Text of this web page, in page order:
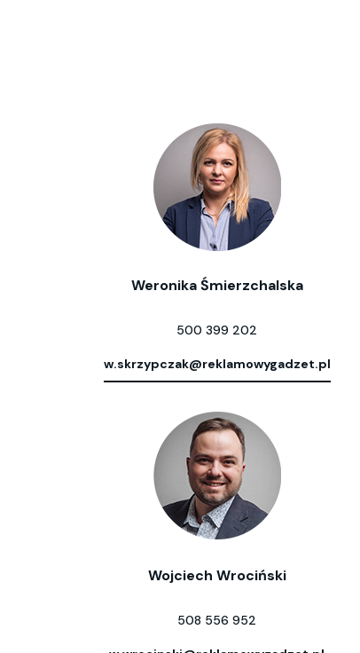
Weronika Śmierzchalska
500 399 202
w.skrzypczak@reklamowygadzet.pl
Wojciech Wrociński
508 556 952